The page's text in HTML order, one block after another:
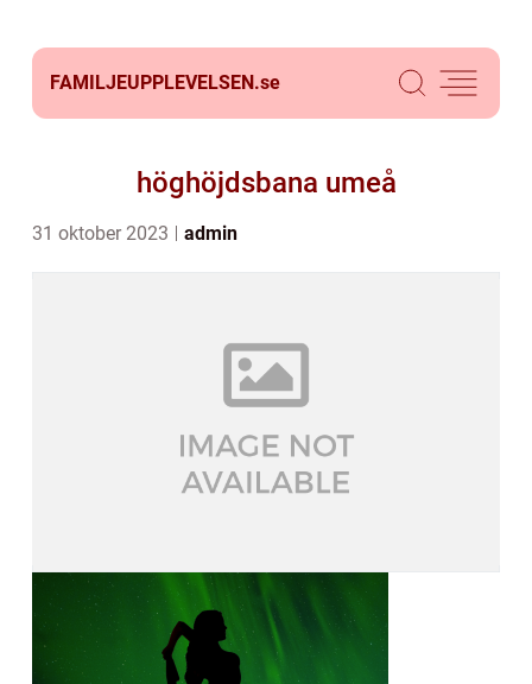
FAMILJEUPPLEVELSEN.se
höghöjdsbana umeå
31 oktober 2023 admin